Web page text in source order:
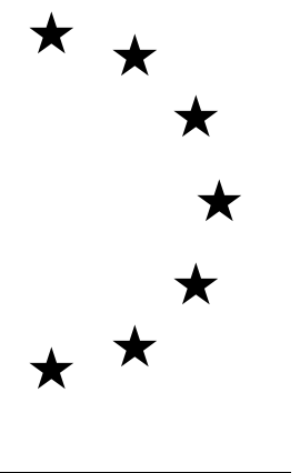
★ ★
★
★
★
★
★